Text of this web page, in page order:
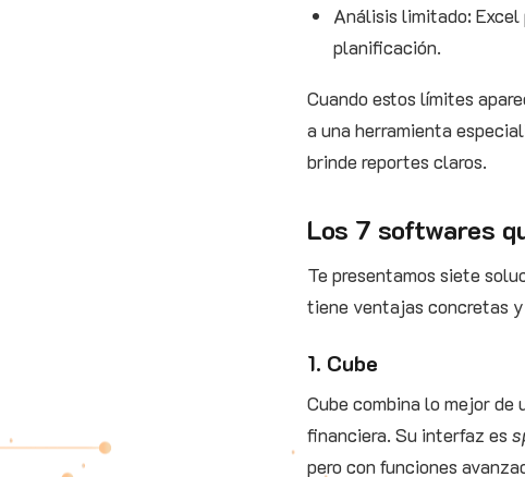
Análisis limitado:
planificación.
Cuando estos límites
a una herramienta
brinde reportes claros.
Los 7 softwares
Te presentamos siete
tiene ventajas concretas y
1. Cube
Cube combina lo mejor
financiera. Su interfaz es
pero con funciones